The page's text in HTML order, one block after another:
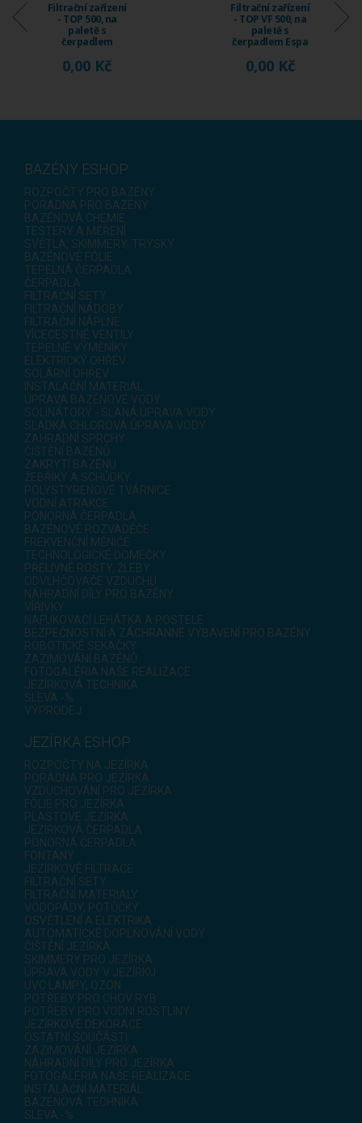
Filtrační zařízení
- TOP 500, na
paletě s
čerpadlem
0,00 Kč
Filtrační zařízení
- TOP VF 500, na
paletě s
čerpadlem Espa
0,00 Kč
BAZÉNY ESHOP
ROZPOČTY PRO BAZÉNY
PORADNA PRO BAZÉNY
BAZÉNOVÁ CHEMIE
TESTERY A MĚŘENÍ
SVĚTLA, SKIMMERY, TRYSKY
BAZÉNOVÉ FÓLIE
TEPELNÁ ČERPADLA
ČERPADLA
FILTRAČNÍ SETY
FILTRAČNÍ NÁDOBY
FILTRAČNÍ NÁPLNE
VÍCECESTNÉ VENTILY
TEPELNÉ VÝMĚNÍKY
ELEKTRICKÝ OHŘEV
SOLÁRNÍ OHŘEV
INSTALAČNÍ MATERIÁL
ÚPRAVA BAZÉNOVÉ VODY
SOLINÁTORY - SLANÁ ÚPRAVA VODY
SLADKÁ CHLOROVÁ ÚPRAVA VODY
ZAHRADNÍ SPRCHY
ČIŠTĚNÍ BAZÉNŮ
ZAKRYTÍ BAZÉNU
ŽEBŘÍKY A SCHŮDKY
POLYSTYRENOVÉ TVÁRNICE
VODNÍ ATRAKCE
PONORNÁ ČERPADLA
BAZÉNOVÉ ROZVADĚČE
FREKVENČNÍ MĚNIČE
TECHNOLOGICKÉ DOMEČKY
PŘELIVNÉ ROŠTY, ŽLEBY
ODVLHČOVAČE VZDUCHU
NÁHRADNÍ DÍLY PRO BAZÉNY
VÍŘIVKY
NAFUKOVACÍ LEHÁTKA A POSTELE
BEZPEČNOSTNÍ A ZÁCHRANNÉ VYBAVENÍ PRO BAZÉNY
ROBOTICKÉ SEKAČKY
ZAZIMOVÁNÍ BAZÉNŮ
FOTOGALÉRIA NAŠE REALIZACE
JEZÍRKOVÁ TECHNIKA
SLEVA -%
VÝPRODEJ
JEZÍRKA ESHOP
ROZPOČTY NA JEZÍRKA
PORADNA PRO JEZÍRKA
VZDUCHOVÁNÍ PRO JEZÍRKA
FÓLIE PRO JEZÍRKA
PLASTOVÉ JEZÍRKA
JEZÍRKOVÁ ČERPADLA
PONORNÁ ČERPADLA
FONTÁNY
JEZÍRKOVÉ FILTRACE
FILTRAČNÍ SETY
FILTRAČNÍ MATERIÁLY
VODOPÁDY, POTŮČKY
OSVĚTLENÍ A ELEKTRIKA
AUTOMATICKÉ DOPLŇOVÁNÍ VODY
ČIŠTĚNÍ JEZÍRKA
SKIMMERY PRO JEZÍRKA
ÚPRAVA VODY V JEZÍRKU
UVC LAMPY, OZON
POTŘEBY PRO CHOV RYB
POTŘEBY PRO VODNÍ ROSTLINY
JEZÍRKOVÉ DEKORACE
OSTATNÍ SOUČÁSTI
ZAZIMOVÁNÍ JEZÍRKA
NÁHRADNÍ DÍLY PRO JEZÍRKA
FOTOGALÉRIA NAŠE REALIZACE
INSTALAČNÍ MATERIÁL
BAZÉNOVÁ TECHNIKA
SLEVA -%